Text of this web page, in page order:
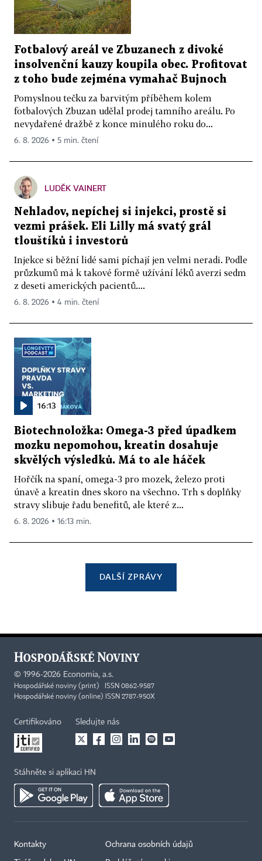
Fotbalový areál ve Zbuzanech z divoké
insolvenční kauzy koupila obec. Profitovat
z toho bude zejména vymahač Bujnoch
Pomyslnou tečku za barvitým příběhem kolem
fotbalových Zbuzan udělal prodej tamního areálu. Po
nevydařené dražbě z konce minulého roku do...
6. 8. 2026 ▪ 5 min. čtení
LUDĚK VAINERT
Nehladov, nepíchej si injekci, prostě si
vezmi prášek. Eli Lilly má svatý grál
tlouštíků i investorů
Injekce si běžní lidé sami píchají jen velmi neradi. Podle
průzkumů má k takové formě užívání léků averzi sedm
z deseti amerických pacientů....
6. 8. 2026 ▪ 4 min. čtení
16:13
Biotechnoložka: Omega-3 před úpadkem
mozku nepomohou, kreatin dosahuje
skvělých výsledků. Má to ale háček
Hořčík na spaní, omega-3 pro mozek, železo proti
únavě a kreatin dnes skoro na všechno. Trh s doplňky
stravy slibuje řadu benefitů, ale které z...
6. 8. 2026 ▪ 16:13 min.
DALŠÍ ZPRÁVY
© 1996-2026 Economia, a.s.
Hospodářské noviny (print) ISSN 0862-9587
Hospodářské noviny (online) ISSN 2787-950X
Certifikováno Sledujte nás
Stáhněte si aplikaci HN
Kontakty Ochrana osobních údajů